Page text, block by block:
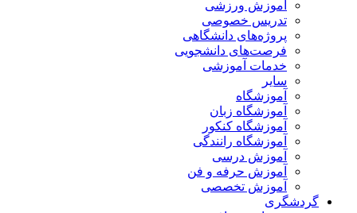
آموزش ورزشی
تدریس خصوصی
پروژه‌های دانشگاهی
فرصت‌های دانشجویی
خدمات آموزشی
سایر
آموزشگاه
آموزشگاه زبان
آموزشگاه کنکور
آموزشگاه رانندگی
آموزش درسی
آموزش حرفه و فن
آموزش تخصصی
گردشگری